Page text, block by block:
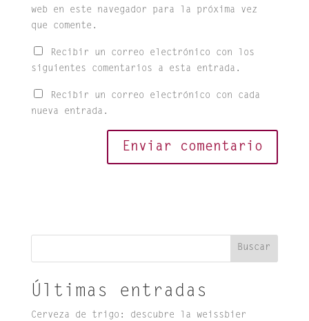
web en este navegador para la próxima vez
que comente.
Recibir un correo electrónico con los
siguientes comentarios a esta entrada.
Recibir un correo electrónico con cada
nueva entrada.
Buscar
Últimas entradas
Cerveza de trigo: descubre la weissbier